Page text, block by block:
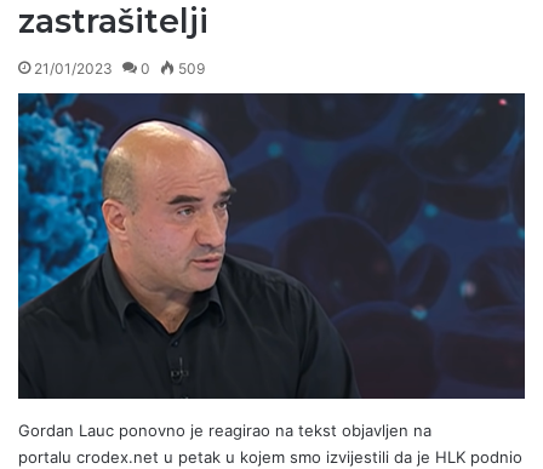
zastrašitelji
21/01/2023 0 509
Gordan Lauc ponovno je reagirao na tekst objavljen na
portalu crodex.net u petak u kojem smo izvijestili da je HLK podnio